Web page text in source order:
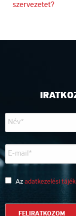
navigáció
szervezetet?
Az adatkezelési